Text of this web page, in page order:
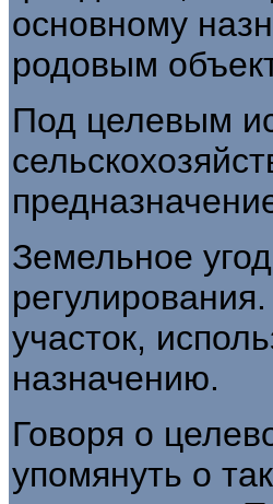
основному
родовым
Под целевым
Земельное
участок,
назначению.
Говоря о
упомянуть о